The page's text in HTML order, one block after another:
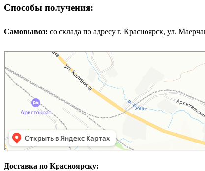
Способы получения:
Самовывоз: cо склада по адресу г. Красноярск, ул.
Доставка по Красноярску: